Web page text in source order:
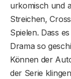
urkomisch und
Streichen,
Spielen. Dass
Drama so
Können der
der Serie